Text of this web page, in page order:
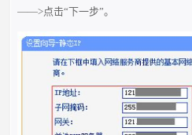
——>点击“下一步”。